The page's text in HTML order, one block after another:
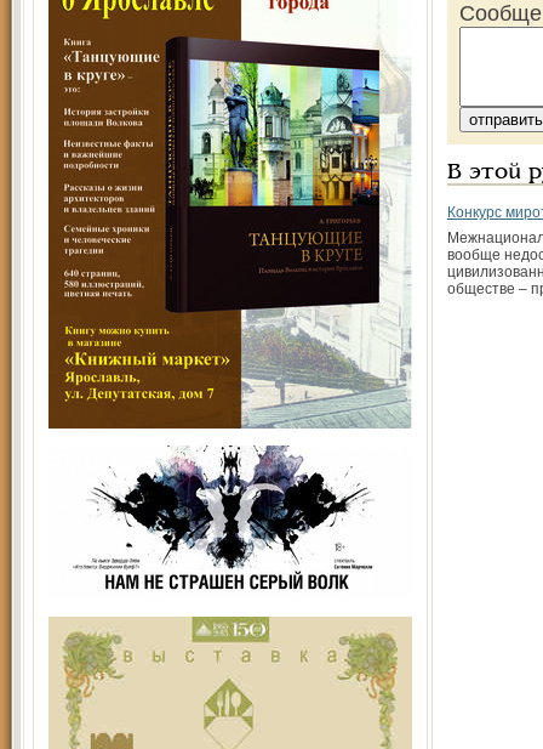
В этой
Конкурс
вообще
обществе –